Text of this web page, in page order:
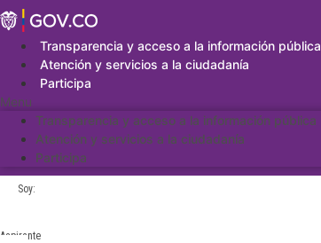
Saltar
al
contenidoTransparencia y acceso a la información pública
Atención y servicios a la ciudadanía
Participa
Menu
Transparencia y acceso a la información pública
Atención y servicios a la ciudadanía
Participa
Soy:
Aspirante